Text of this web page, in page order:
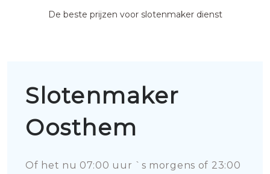
De beste prijzen voor slotenmaker dienst
Slotenmaker
Oosthem
Of het nu 07:00 uur `s morgens of 23:00